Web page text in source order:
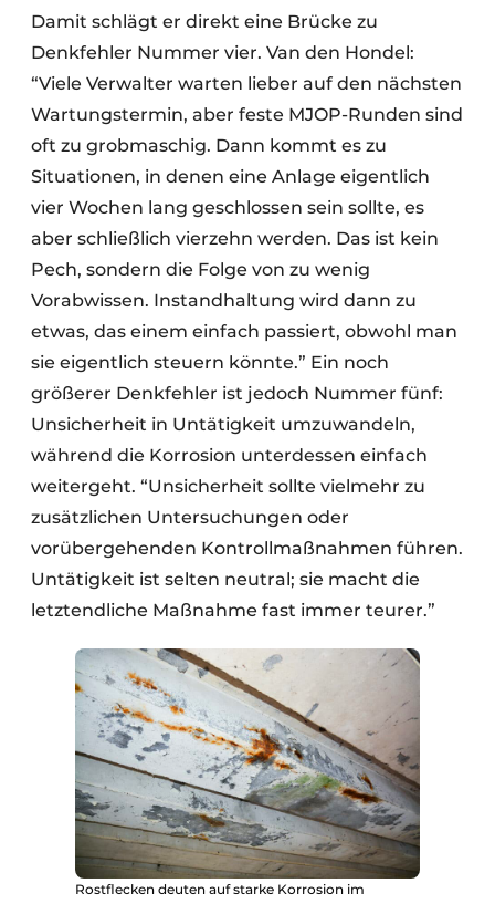
Damit schlägt er direkt eine Brücke zu
Denkfehler Nummer vier. Van den Hondel:
“Viele Verwalter warten lieber auf den nächsten
Wartungstermin, aber feste MJOP-Runden sind
oft zu grobmaschig. Dann kommt es zu
Situationen, in denen eine Anlage eigentlich
vier Wochen lang geschlossen sein sollte, es
aber schließlich vierzehn werden. Das ist kein
Pech, sondern die Folge von zu wenig
Vorabwissen. Instandhaltung wird dann zu
etwas, das einem einfach passiert, obwohl man
sie eigentlich steuern könnte.” Ein noch
größerer Denkfehler ist jedoch Nummer fünf:
Unsicherheit in Untätigkeit umzuwandeln,
während die Korrosion unterdessen einfach
weitergeht. “Unsicherheit sollte vielmehr zu
zusätzlichen Untersuchungen oder
vorübergehenden Kontrollmaßnahmen führen.
Untätigkeit ist selten neutral; sie macht die
letztendliche Maßnahme fast immer teurer.”
Rostflecken deuten auf starke Korrosion im